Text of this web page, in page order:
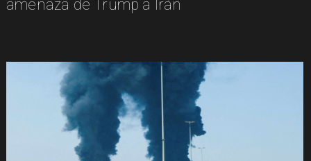
amenaza de Trump a Irán